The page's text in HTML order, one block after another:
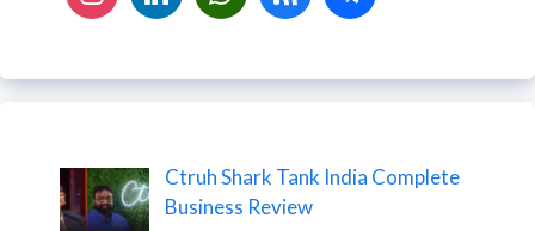
Ctruh Shark Tank India Complete
Business Review